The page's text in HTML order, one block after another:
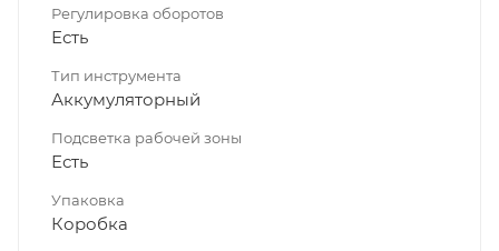
Регулировка оборотов
Есть
Тип инструмента
Аккумуляторный
Подсветка рабочей зоны
Есть
Упаковка
Коробка